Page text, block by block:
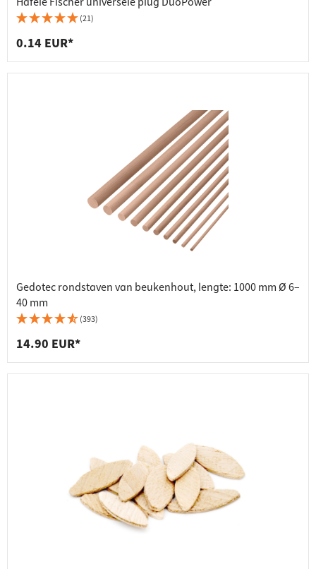
(21)
0.14 EUR*
Gedotec rondstaven van beukenhout, lengte: 1000 mm Ø 6–
40 mm
(393)
14.90 EUR*